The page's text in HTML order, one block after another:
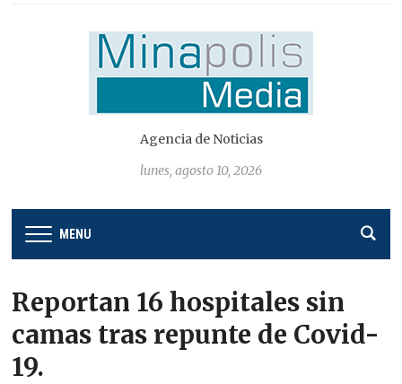
Agencia de Noticias
lunes, agosto 10, 2026
MENU
Reportan 16 hospitales sin
camas tras repunte de Covid-
19.